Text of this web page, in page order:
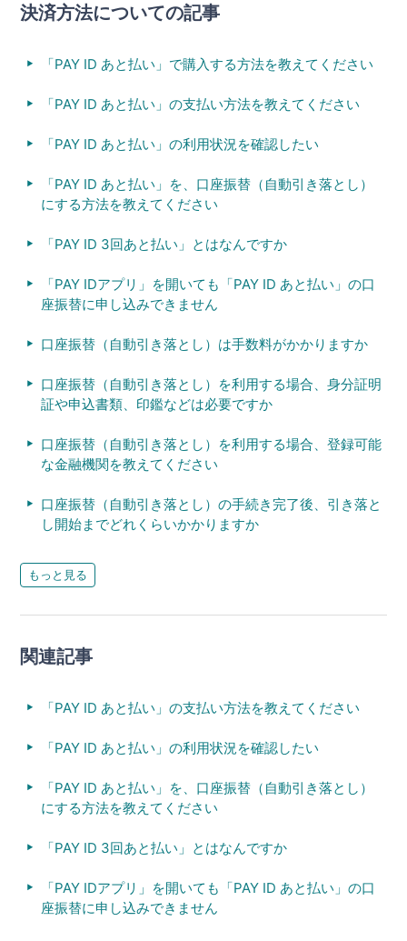
決済方法についての記事
「PAY ID あと払い」で購入する方法を教えてください
「PAY ID あと払い」の支払い方法を教えてください
「PAY ID あと払い」の利用状況を確認したい
「PAY ID あと払い」を、口座振替（自動引き落とし）
にする方法を教えてください
「PAY ID 3回あと払い」とはなんですか
「PAY IDアプリ」を開いても「PAY ID あと払い」の口
座振替に申し込みできません
口座振替（自動引き落とし）は手数料がかかりますか
口座振替（自動引き落とし）を利用する場合、身分証明
証や申込書類、印鑑などは必要ですか
口座振替（自動引き落とし）を利用する場合、登録可能
な金融機関を教えてください
口座振替（自動引き落とし）の手続き完了後、引き落と
し開始までどれくらいかかりますか
もっと見る
関連記事
「PAY ID あと払い」の支払い方法を教えてください
「PAY ID あと払い」の利用状況を確認したい
「PAY ID あと払い」を、口座振替（自動引き落とし）
にする方法を教えてください
「PAY ID 3回あと払い」とはなんですか
「PAY IDアプリ」を開いても「PAY ID あと払い」の口
座振替に申し込みできません